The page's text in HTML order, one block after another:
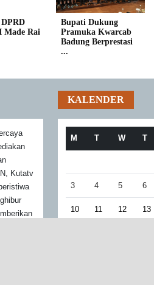
Made Rai
Bupati Dukung
Pramuka Kwarcab
Badung Berprestasi
...
Kutatv
KALENDER
M T W T
3 4 5 6
10 11 12 13